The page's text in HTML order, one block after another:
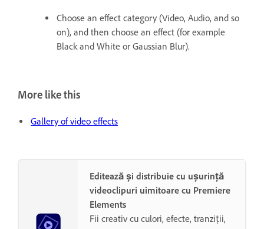
Choose an effect category (Video, Audio, and so
on), and then choose an effect (for example
Black and White or Gaussian Blur).
More like this
Gallery of video effects
Editează și distribuie cu ușurință
videoclipuri uimitoare cu Premiere
Elements
Fii creativ cu culori, efecte, tranziții,